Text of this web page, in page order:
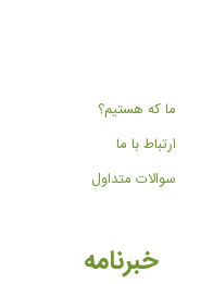
ما که هستیم؟
ارتباط با ما
سوالات متداول
خبرنامه